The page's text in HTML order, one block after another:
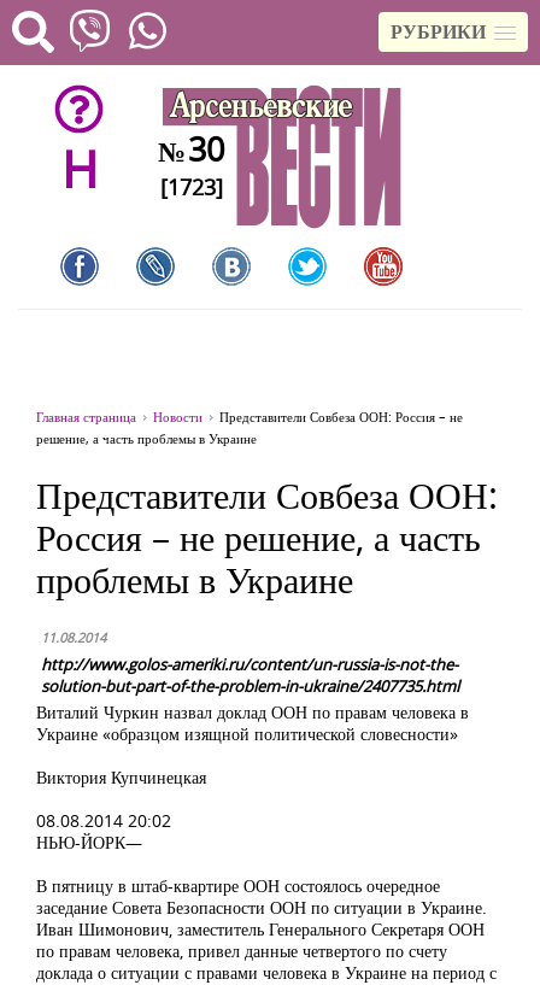
РУБРИКИ
H №30
[1723]
Главная страница Новости
Представители Совбеза ООН: Россия – не
решение, а часть проблемы в Украине
Представители Совбеза ООН:
Россия – не решение, а часть
проблемы в Украине
11.08.2014
http://www.golos-ameriki.ru/content/un-russia-is-not-the-
solution-but-part-of-the-problem-in-ukraine/2407735.html
Виталий Чуркин назвал доклад ООН по правам человека в
Украине «образцом изящной политической словесности»
Виктория Купчинецкая
08.08.2014 20:02
НЬЮ-ЙОРК—
В пятницу в штаб-квартире ООН состоялось очередное
заседание Совета Безопасности ООН по ситуации в Украине.
Иван Шимонович, заместитель Генерального Секретаря ООН
по правам человека, привел данные четвертого по счету
доклада о ситуации с правами человека в Украине на период с